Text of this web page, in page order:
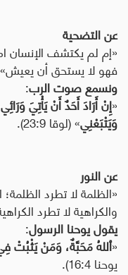
عن التضحية
«إم لم يكتشف الإنسان
فهو لا يستحق أن
ونسمع صوت الرب:
«إِنْ أَرَادَ أَحَدٌ أَنْ يَأْتِيَ
وَيَتْبَعْنِي» (لوقا 23:9).
عن النور
«الظلمة لا تطرد
والكراهية لا تطرد
يقول يوحنا الرسول:
«ٱللهُ مَحَبَّةٌ، وَمَنْ يَثْبُتْ
يوحنا 16:4).